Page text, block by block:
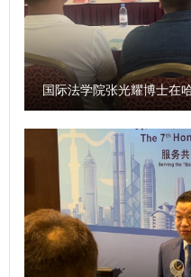
说明调解具备的“省时、免
事找法、化解靠调”的理性
同诵读宪法条文，在庄严氛
神。 本次宣讲活动是高校与
一次有益实践，也是“枫桥
北政法大学调解服务中心及
法治宣讲分团将继续开展系
多学校与社区，以青春之力
蓝天下茁壮成长，为法治社
量。 【陕西共青团】“宪”
解服务中心开展宪法日校际